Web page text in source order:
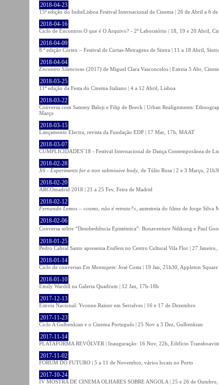
2018-04-23
15ª edição do IndieLisboa Festival Internacional de Cinema | 26 de Abril a 6
2018-04-16
Ciclo de Encontros O que é O Arquivo? - 2º Laboratório | 18, 19 e 20 Abril,
2018-04-09
8.ª edição Córtex – Festival de Curtas-Metragens de Sintra | 11 a 18 Abril,
2018-04-04
Encontro Silencioso (2017) de Miguel Clara Vasconcelos | Estreia 5 Abr,
2018-03-25
11ª edição da Festa do Cinema Italiano | 4 a 12 Abril, Lisboa
2018-03-22
Conversa com Sammy Baloji e Filip de Boeck | Urban Realignments:
Março
2018-03-15
Lançamento Electra, revista da Fundação EDP | 17 Mar, 17h, MAAT
2018-03-07
CUMPLICIDADES´18 - Festival Internacional de Dança Contemporânea de
2018-02-28
X6 - Experiments for a non submissive body , de Túlio Rosa | 2 e 3 Março,
2018-02-20
ARCOmadrid 2018 | 21 a 25 Fev, Feira de Madrid
2018-02-12
Fernando Lemos – «como, não é retrato?» , antestreia do filme de Jorge Silva
2018-02-06
Conversa sobre “Desobediência Epistémica”: Bonaventure Ndikung e Paul
2018-01-25
Pedro Cabral Santo apresenta Endless no Centro Cultural Vila Flor | 27 Janeiro,
2018-01-14
Ciclo de conversas Em Montagem: José Costa | 19 Jan, 21h30, Appleton Square
2018-01-10
Emily Wardill na Galeria Quadrum | 12 Jan, 17h-18h
2017-12-13
Estreia Nacional: Yvonne Rainer em Serralves | 16 e 17 de Dezembro
2017-11-23
Ciclo A Gulbenkian e o Cinema Português | 25 Nov a 3 Dez, Gulbenkian
2017-11-14
PLATAFORMA REVÓLVER | Inauguração: 16 Nov, 22h, Edifício
2017-11-02
FÓRUM DO FUTURO | 5 a 11 de Novembro, vários locais no Porto
2017-10-24
IV MOSTRA DE CINEMA OLHARES SOBRE ANGOLA | 25 e 26 de